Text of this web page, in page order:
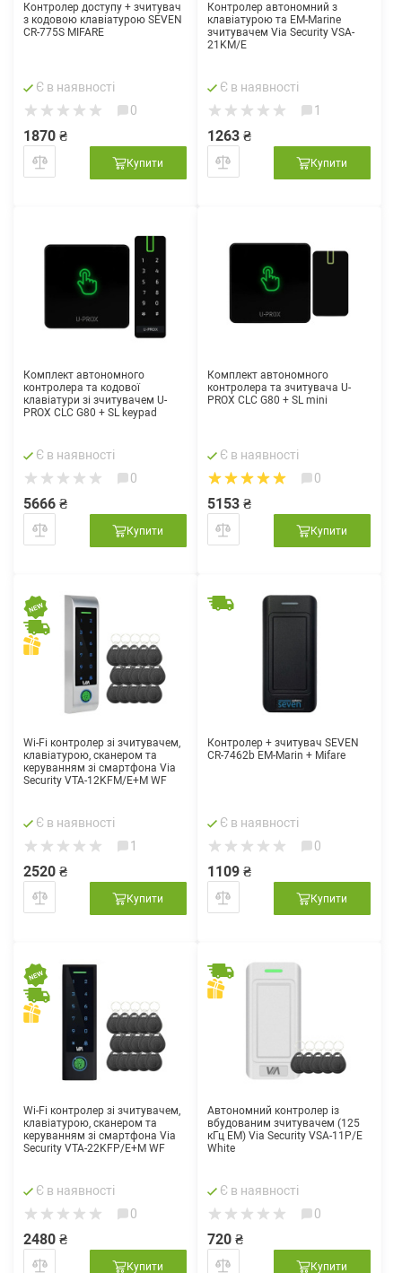
Контролер доступу + зчитувач
з кодовою клавіатурою SEVEN
CR-775S MIFARE
Є в наявності
0
1870 ₴
Купити
Контролер автономний з
клавіатурою та EM-Marine
зчитувачем Via Security VSA-
21KM/E
Є в наявності
1
1263 ₴
Купити
Комплект автономного
контролера та кодової
клавіатури зі зчитувачем U-
PROX CLC G80 + SL keypad
Є в наявності
0
5666 ₴
Купити
Комплект автономного
контролера та зчитувача U-
PROX CLC G80 + SL mini
Є в наявності
0
5153 ₴
Купити
Wi-Fi контролер зі зчитувачем,
клавіатурою, сканером та
керуванням зі смартфона Via
Security VTA-12KFM/E+M WF
Є в наявності
1
2520 ₴
Купити
Контролер + зчитувач SEVEN
CR-7462b EM-Marin + Mifare
Є в наявності
0
1109 ₴
Купити
Wi-Fi контролер зі зчитувачем,
клавіатурою, сканером та
керуванням зі смартфона Via
Security VTA-22KFP/E+M WF
Є в наявності
0
2480 ₴
Купити
Автономний контролер із
вбудованим зчитувачем (125
кГц EM) Via Security VSA-11P/E
White
Є в наявності
0
720 ₴
Купити